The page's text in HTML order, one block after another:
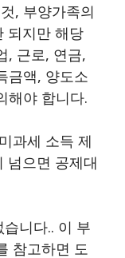
, 부양가족의
되지만 해당
, 근로, 연금,
금액, 양도소
해야 합니다.
과세 소득 제
넘으면 공제대
니다.. 이 부
참고하면 도